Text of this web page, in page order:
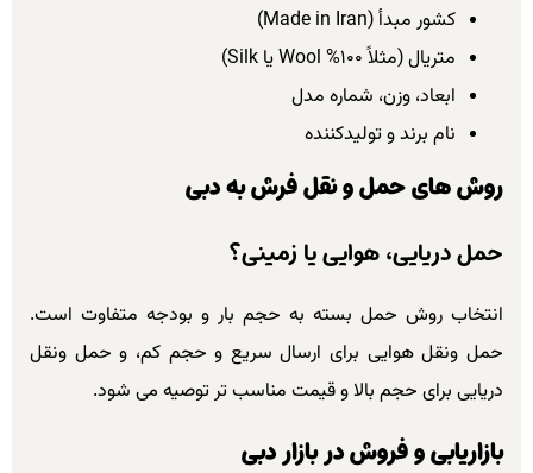
کشور مبدأ (Made in Iran)
متریال (مثلاً ۱۰۰% Wool یا Silk)
ابعاد، وزن، شماره مدل
نام برند و تولیدکننده
روش های حمل و نقل فرش به دبی
حمل دریایی، هوایی یا زمینی؟
انتخاب روش حمل بسته به حجم بار و بودجه متفاوت است.
حمل ونقل هوایی برای ارسال سریع و حجم کم، و حمل ونقل
دریایی برای حجم بالا و قیمت مناسب تر توصیه می شود.
بازاریابی و فروش در بازار دبی